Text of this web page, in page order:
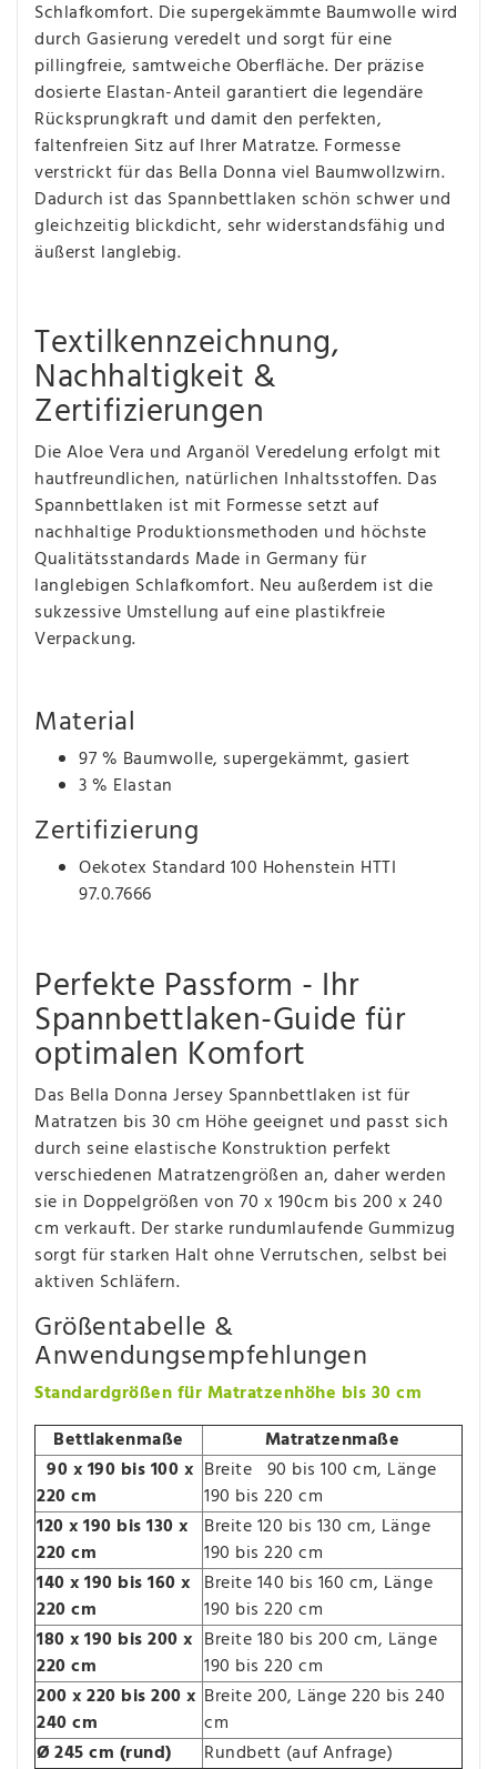
Schlafkomfort. Die supergekämmte Baumwolle wird
durch Gasierung veredelt und sorgt für eine
pillingfreie, samtweiche Oberfläche. Der präzise
dosierte Elastan-Anteil garantiert die legendäre
Rücksprungkraft und damit den perfekten,
faltenfreien Sitz auf Ihrer Matratze. Formesse
verstrickt für das Bella Donna viel Baumwollzwirn.
Dadurch ist das Spannbettlaken schön schwer und
gleichzeitig blickdicht, sehr widerstandsfähig und
äußerst langlebig.
Textilkennzeichnung,
Nachhaltigkeit &
Zertifizierungen
Die Aloe Vera und Arganöl Veredelung erfolgt mit
hautfreundlichen, natürlichen Inhaltsstoffen. Das
Spannbettlaken ist mit Formesse setzt auf
nachhaltige Produktionsmethoden und höchste
Qualitätsstandards Made in Germany für
langlebigen Schlafkomfort. Neu außerdem ist die
sukzessive Umstellung auf eine plastikfreie
Verpackung.
Material
97 % Baumwolle, supergekämmt, gasiert
3 % Elastan
Zertifizierung
Oekotex Standard 100 Hohenstein HTTI
97.0.7666
Perfekte Passform - Ihr
Spannbettlaken-Guide für
optimalen Komfort
Das Bella Donna Jersey Spannbettlaken ist für
Matratzen bis 30 cm Höhe geeignet und passt sich
durch seine elastische Konstruktion perfekt
verschiedenen Matratzengrößen an, daher werden
sie in Doppelgrößen von 70 x 190cm bis 200 x 240
cm verkauft. Der starke rundumlaufende Gummizug
sorgt für starken Halt ohne Verrutschen, selbst bei
aktiven Schläfern.
Größentabelle &
Anwendungsempfehlungen
Standardgrößen für Matratzenhöhe bis 30 cm
Bettlakenmaße
Matratzenmaße
90 x 190 bis 100 x
220 cm
Breite 90 bis 100 cm, Länge
190 bis 220 cm
120 x 190 bis 130 x
220 cm
Breite 120 bis 130 cm, Länge
190 bis 220 cm
140 x 190 bis 160 x
220 cm
Breite 140 bis 160 cm, Länge
190 bis 220 cm
180 x 190 bis 200 x
220 cm
Breite 180 bis 200 cm, Länge
190 bis 220 cm
200 x 220 bis 200 x
240 cm
Breite 200, Länge 220 bis 240
cm
Ø 245 cm (rund)
Rundbett (auf Anfrage)